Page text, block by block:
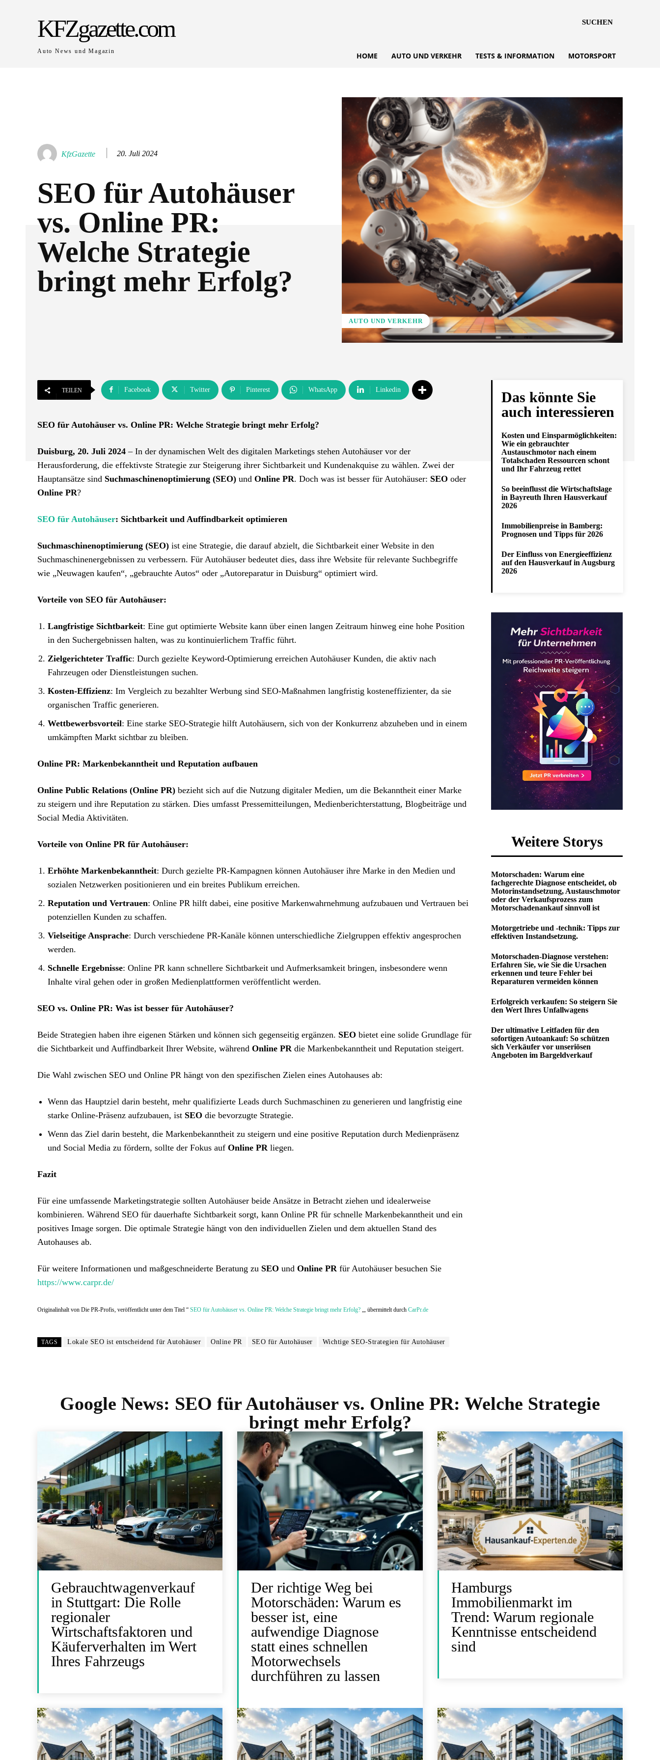
KFZgazette.com
Auto News und Magazin
SUCHEN
HOME AUTO UND VERKEHR TESTS & INFORMATION MOTORSPORT
KfzGazette 20. Juli 2024
SEO für Autohäuser
vs. Online PR:
Welche Strategie
bringt mehr Erfolg?
AUTO UND VERKEHR
TEILEN Facebook Twitter Pinterest WhatsApp Linkedin
SEO für Autohäuser vs. Online PR: Welche Strategie bringt mehr Erfolg?
Duisburg, 20. Juli 2024 – In der dynamischen Welt des digitalen Marketings stehen Autohäuser vor der
Herausforderung, die effektivste Strategie zur Steigerung ihrer Sichtbarkeit und Kundenakquise zu wählen. Zwei der
Hauptansätze sind Suchmaschinenoptimierung (SEO) und Online PR. Doch was ist besser für Autohäuser: SEO oder
Online PR?
SEO für Autohäuser: Sichtbarkeit und Auffindbarkeit optimieren
Suchmaschinenoptimierung (SEO) ist eine Strategie, die darauf abzielt, die Sichtbarkeit einer Website in den
Suchmaschinenergebnissen zu verbessern. Für Autohäuser bedeutet dies, dass ihre Website für relevante Suchbegriffe
wie „Neuwagen kaufen“, „gebrauchte Autos“ oder „Autoreparatur in Duisburg“ optimiert wird.
Vorteile von SEO für Autohäuser:
Langfristige Sichtbarkeit: Eine gut optimierte Website kann über einen langen Zeitraum hinweg eine hohe Position
in den Suchergebnissen halten, was zu kontinuierlichem Traffic führt.
Zielgerichteter Traffic: Durch gezielte Keyword-Optimierung erreichen Autohäuser Kunden, die aktiv nach
Fahrzeugen oder Dienstleistungen suchen.
Kosten-Effizienz: Im Vergleich zu bezahlter Werbung sind SEO-Maßnahmen langfristig kosteneffizienter, da sie
organischen Traffic generieren.
Wettbewerbsvorteil: Eine starke SEO-Strategie hilft Autohäusern, sich von der Konkurrenz abzuheben und in einem
umkämpften Markt sichtbar zu bleiben.
Online PR: Markenbekanntheit und Reputation aufbauen
Online Public Relations (Online PR) bezieht sich auf die Nutzung digitaler Medien, um die Bekanntheit einer Marke
zu steigern und ihre Reputation zu stärken. Dies umfasst Pressemitteilungen, Medienberichterstattung, Blogbeiträge und
Social Media Aktivitäten.
Vorteile von Online PR für Autohäuser:
Erhöhte Markenbekanntheit: Durch gezielte PR-Kampagnen können Autohäuser ihre Marke in den Medien und
sozialen Netzwerken positionieren und ein breites Publikum erreichen.
Reputation und Vertrauen: Online PR hilft dabei, eine positive Markenwahrnehmung aufzubauen und Vertrauen bei
potenziellen Kunden zu schaffen.
Vielseitige Ansprache: Durch verschiedene PR-Kanäle können unterschiedliche Zielgruppen effektiv angesprochen
werden.
Schnelle Ergebnisse: Online PR kann schnellere Sichtbarkeit und Aufmerksamkeit bringen, insbesondere wenn
Inhalte viral gehen oder in großen Medienplattformen veröffentlicht werden.
SEO vs. Online PR: Was ist besser für Autohäuser?
Beide Strategien haben ihre eigenen Stärken und können sich gegenseitig ergänzen. SEO bietet eine solide Grundlage für
die Sichtbarkeit und Auffindbarkeit Ihrer Website, während Online PRdie Markenbekanntheit und Reputation steigert.
Die Wahl zwischen SEO und Online PR hängt von den spezifischen Zielen eines Autohauses ab:
Wenn das Hauptziel darin besteht, mehr qualifizierte Leads durch Suchmaschinen zu generieren und langfristig eine
starke Online-Präsenz aufzubauen, ist SEO die bevorzugte Strategie.
Wenn das Ziel darin besteht, die Markenbekanntheit zu steigern und eine positive Reputation durch Medienpräsenz
und Social Media zu fördern, sollte der Fokus auf Online PRliegen.
Fazit
Für eine umfassende Marketingstrategie sollten Autohäuser beide Ansätze in Betracht ziehen und idealerweise
kombinieren. Während SEO für dauerhafte Sichtbarkeit sorgt, kann Online PR für schnelle Markenbekanntheit und ein
positives Image sorgen. Die optimale Strategie hängt von den individuellen Zielen und dem aktuellen Stand des
Autohauses ab.
Für weitere Informationen und maßgeschneiderte Beratung zu SEO und Online PRfür Autohäuser besuchen Sie
https://www.carpr.de/
Originalinhalt von Die PR-Profis, veröffentlicht unter dem Titel “ SEO für Autohäuser vs. Online PR: Welche Strategie bringt mehr Erfolg? „, übermittelt durch CarPr.de
TAGS Lokale SEO ist entscheidend für Autohäuser Online PR SEO für Autohäuser Wichtige SEO-Strategien für Autohäuser
Das könnte Sie
auch interessieren
Kosten und Einsparmöglichkeiten:
Wie ein gebrauchter
Austauschmotor nach einem
Totalschaden Ressourcen schont
und Ihr Fahrzeug rettet
So beeinflusst die Wirtschaftslage
in Bayreuth Ihren Hausverkauf
2026
Immobilienpreise in Bamberg:
Prognosen und Tipps für 2026
Der Einfluss von Energieeffizienz
auf den Hausverkauf in Augsburg
2026
Weitere Storys
Motorschaden: Warum eine
fachgerechte Diagnose entscheidet, ob
Motorinstandsetzung, Austauschmotor
oder der Verkaufsprozess zum
Motorschadenankauf sinnvoll ist
Motorgetriebe und -technik: Tipps zur
effektiven Instandsetzung.
Motorschaden-Diagnose verstehen:
Erfahren Sie, wie Sie die Ursachen
erkennen und teure Fehler bei
Reparaturen vermeiden können
Erfolgreich verkaufen: So steigern Sie
den Wert Ihres Unfallwagens
Der ultimative Leitfaden für den
sofortigen Autoankauf: So schützen
sich Verkäufer vor unseriösen
Angeboten im Bargeldverkauf
Google News: SEO für Autohäuser vs. Online PR: Welche Strategie
bringt mehr Erfolg?
Gebrauchtwagenverkauf
in Stuttgart: Die Rolle
regionaler
Wirtschaftsfaktoren und
Käuferverhalten im Wert
Ihres Fahrzeugs
Der richtige Weg bei
Motorschäden: Warum es
besser ist, eine
aufwendige Diagnose
statt eines schnellen
Motorwechsels
durchführen zu lassen
Hamburgs
Immobilienmarkt im
Trend: Warum regionale
Kenntnisse entscheidend
sind